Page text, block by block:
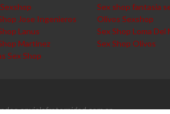
Sex shop fantasia
Jose Ingenieros Olivos Sexshop
Lanus Sex Shop Loma Del
Martinez Sex Shop Olivos
Sex Shop
enviolafraternidad.com.ar